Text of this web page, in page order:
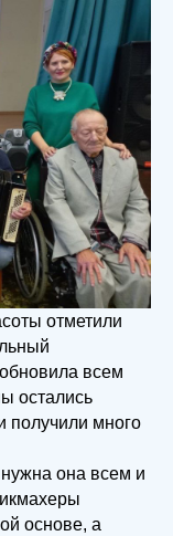
отметили
всем
остались
получили много
нужна она всем и
основе, а